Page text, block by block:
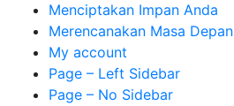
Menciptakan Impan Anda
Merencanakan Masa Depan
My account
Page – Left Sidebar
Page – No Sidebar